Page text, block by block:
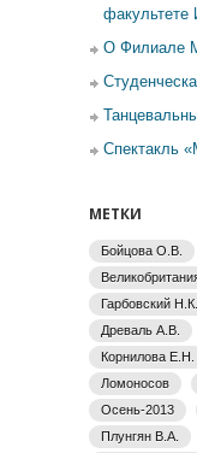
О Филиале
МЕТКИ
Бойцова О.В.
Гарбовский Н.К.
Древаль А.В.
Корнилова Е.Н.
Ломоносов
Осень-2013
Плунгян В.А.